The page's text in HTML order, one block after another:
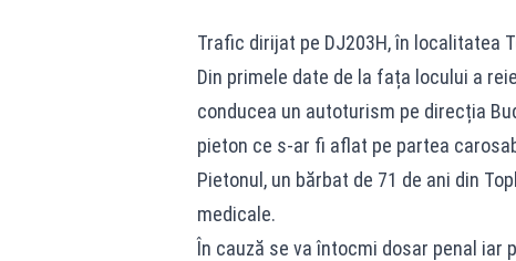
Trafic dirijat pe DJ203H, în localitatea
Din primele date de la fața locului a
conducea un autoturism pe direcția
pieton ce s-ar fi aflat pe partea
Pietonul, un bărbat de 71 de ani din
medicale.
În cauză se va întocmi dosar penal